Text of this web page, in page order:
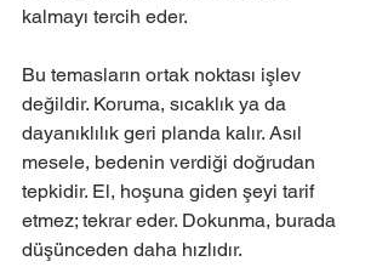
kalmayı tercih eder.
Bu temasların ortak noktası işlev
değildir. Koruma, sıcaklık ya da
dayanıklılık geri planda kalır. Asıl
mesele, bedenin verdiği doğrudan
tepkidir. El, hoşuna giden şeyi tarif
etmez; tekrar eder. Dokunma, burada
düşünceden daha hızlıdır.